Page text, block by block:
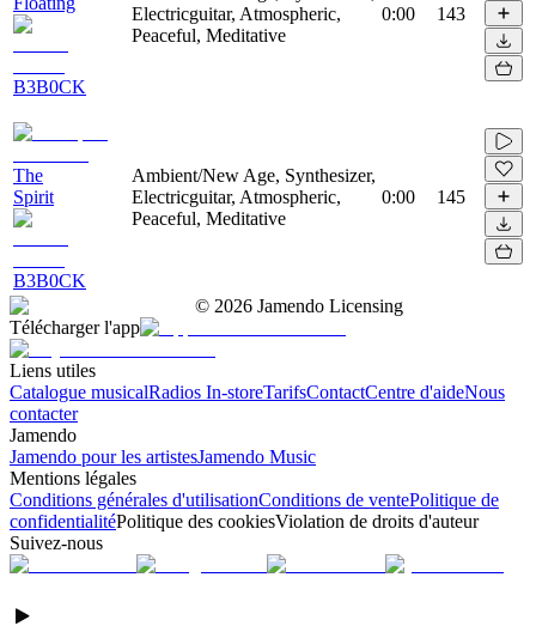
B3B0CK
Electricguitar, Atmospheric,
Peaceful, Meditative
0:00 143
The
Spirit
B3B0CK
Ambient/New Age, Synthesizer,
Electricguitar, Atmospheric,
Peaceful, Meditative
0:00 145
© 2026 Jamendo Licensing
Télécharger l'app
Liens utiles
Catalogue musicalRadios In-storeTarifsContactCentre d'aideNous
contacter
Jamendo
Jamendo pour les artistesJamendo Music
Mentions légales
Conditions générales d'utilisationConditions de ventePolitique de
confidentialitéPolitique des cookiesViolation de droits d'auteur
Suivez-nous